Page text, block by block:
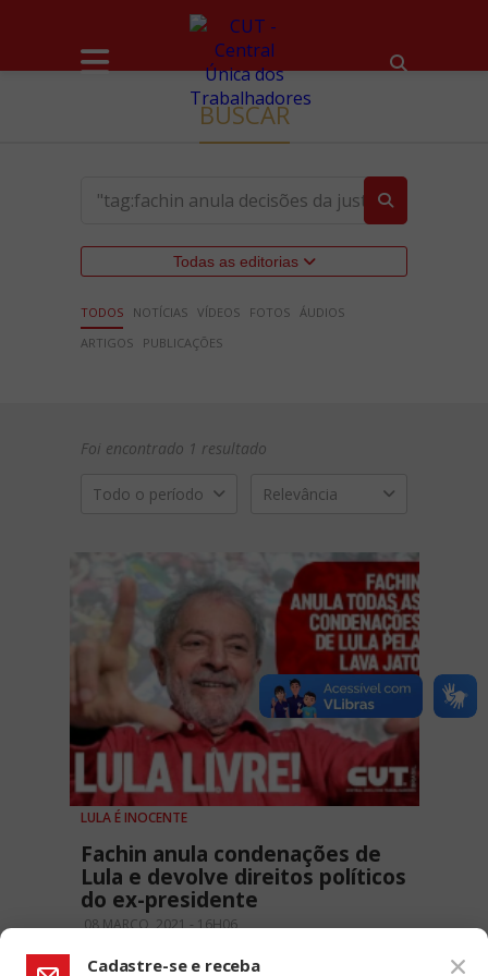
BUSCAR
Todas as editorias
TODOS NOTÍCIAS VÍDEOS FOTOS ÁUDIOS
ARTIGOS
PUBLICAÇÕES
Foi encontrado 1 resultado
Todo o período Relevância
LULA É INOCENTE
Fachin anula condenações de
Lula e devolve direitos políticos
do ex-presidente
08 MARÇO, 2021 - 16H06
Cadastre-se e receba